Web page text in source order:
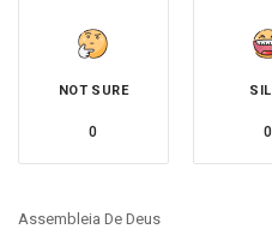
NOT SURE
0 0
Assembleia De Deus